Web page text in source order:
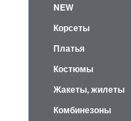
NEW
Корсеты
Платья
Костюмы
Жакеты, жилеты
Комбинезоны